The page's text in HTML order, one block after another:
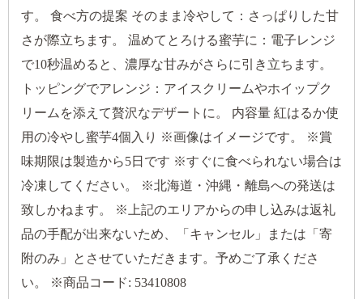
す。 食べ方の提案 そのまま冷やして：さっぱりした甘
さが際立ちます。 温めてとろける蜜芋に：電子レンジ
で10秒温めると、濃厚な甘みがさらに引き立ちます。
トッピングでアレンジ：アイスクリームやホイップク
リームを添えて贅沢なデザートに。 内容量 紅はるか使
用の冷やし蜜芋4個入り ※画像はイメージです。 ※賞
味期限は製造から5日です ※すぐに食べられない場合は
冷凍してください。 ※北海道・沖縄・離島への発送は
致しかねます。 ※上記のエリアからの申し込みは返礼
品の手配が出来ないため、「キャンセル」または「寄
附のみ」とさせていただきます。予めご了承くださ
い。 ※商品コード: 53410808